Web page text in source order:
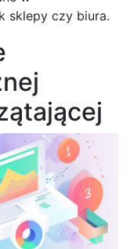
sklepy czy biura.